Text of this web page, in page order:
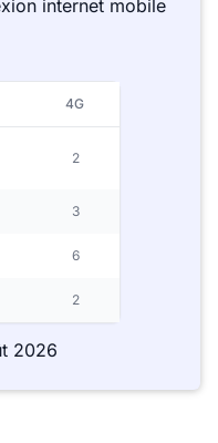
internet mobile
4G
2
3
6
2
2026